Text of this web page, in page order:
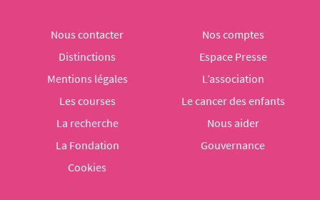
Nous contacter
Nos comptes
Distinctions
Espace Presse
Mentions légales
L’association
Les courses
Le cancer des enfants
La recherche
Nous aider
La Fondation
Gouvernance
Cookies